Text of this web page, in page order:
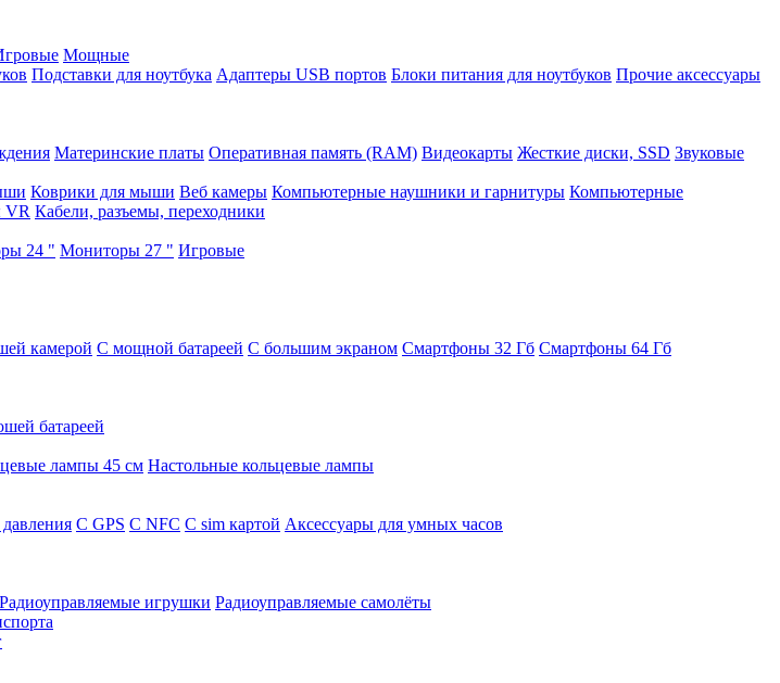
Мощные
Подставки для ноутбука Адаптеры USB портов Блоки питания для ноутбуков Прочие аксессуары
Материнские платы Оперативная память (RAM) Видеокарты Жесткие диски, SSD Звуковые
Коврики для мыши Веб камеры Компьютерные наушники и гарнитуры Компьютерные
VR Кабели, разъемы, переходники
24 " Мониторы 27 " Игровые
камерой С мощной батареей С большим экраном Смартфоны 32 Гб Смартфоны 64 Гб
батареей
лампы 45 см Настольные кольцевые лампы
C GPS C NFC C sim картой Аксессуары для умных часов
Радиоуправляемые игрушки Радиоуправляемые самолёты